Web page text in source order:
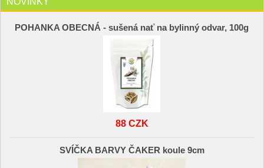
POHANKA OBECNÁ - sušená nať na bylinný odvar, 100g
88 CZK
SVÍČKA BARVY ČAKER koule 9cm